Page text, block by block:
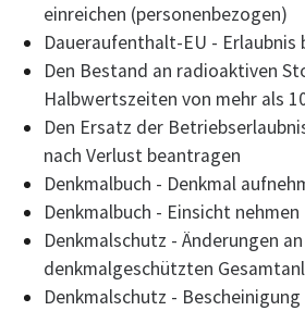
einreichen (personenbezogen)
Daueraufenthalt-EU - Erlaubnis
Den Bestand an radioaktiven
Halbwertszeiten von mehr als
Den Ersatz der
nach Verlust beantragen
Denkmalbuch - Denkmal
Denkmalbuch - Einsicht nehmen
Denkmalschutz - Änderungen
denkmalgeschützten
Denkmalschutz -